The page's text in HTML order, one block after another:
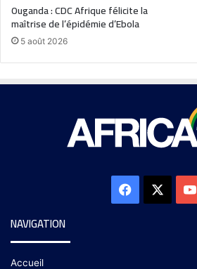
Ouganda : CDC Afrique félicite la
maîtrise de l’épidémie d’Ebola
5 août 2026
NAVIGATION
Accueil